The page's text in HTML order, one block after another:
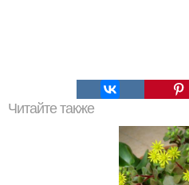
Читайте также